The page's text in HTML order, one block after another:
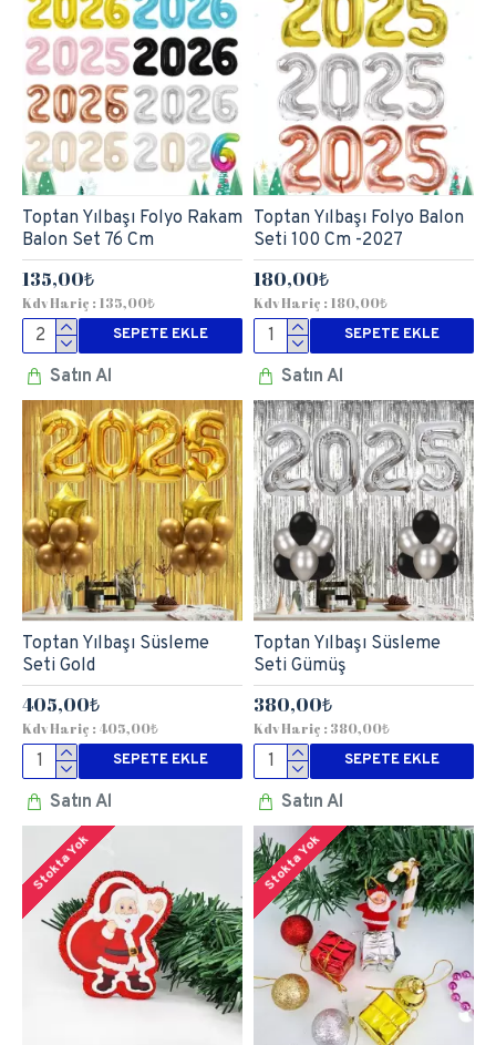
Toptan Yılbaşı Folyo Rakam
Balon Set 76 Cm
135,00₺
Kdv Hariç : 135,00₺
SEPETE EKLE
Satın Al
Toptan Yılbaşı Folyo Balon
Seti 100 Cm -2027
180,00₺
Kdv Hariç : 180,00₺
SEPETE EKLE
Satın Al
Toptan Yılbaşı Süsleme
Seti Gold
405,00₺
Kdv Hariç : 405,00₺
SEPETE EKLE
Satın Al
Toptan Yılbaşı Süsleme
Seti Gümüş
380,00₺
Kdv Hariç : 380,00₺
SEPETE EKLE
Satın Al
Stokta Yok Stokta Yok